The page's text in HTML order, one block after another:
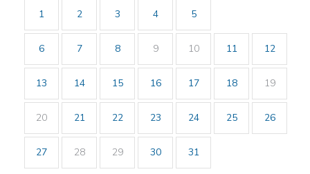
1
2 3 4 5
6 7 8 9 10 11 12
13 14 15 16 17 18 19
20 21 22 23 24 25 26
27 28 29 30 31